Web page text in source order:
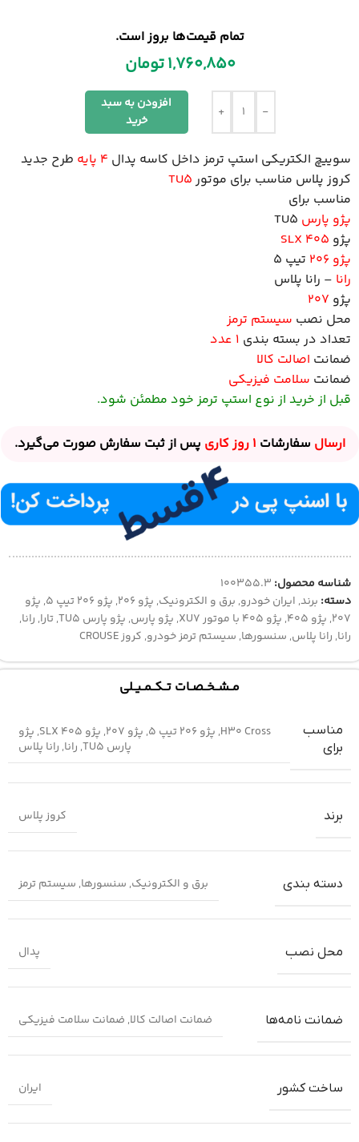
تمام قیمت‌ها بروز است.
1,760,850تومان
-
+
افزودن به سبد
خرید
سوییچ الکتریکی استپ ترمز داخل کاسه پدال 4 پایه
طرح جدید
کروز پلاس مناسب برای موتور TU5
مناسب برای
پژو پارس TU5
پژو 405 SLX
پژو 206
تیپ 5
رانا – رانا پلاس
پژو 207
محل نصب سیستم ترمز
تعداد در بسته بندی 1 عدد
ضمانت اصالت کالا
ضمانت سلامت فیزیکی
قبل از خرید از نوع استپ ترمز خود مطمئن شود.
ارسال سفارشات 1 روز کاری پس از ثبت سفارش صورت می‌گیرد.
شناسه محصول: 100355.3
دسته: برند, ایران خودرو, برق و الکترونیک, پژو 206 , پژو 206 تیپ 5 , پژو
207
, پژو 405 , پژو 405 با موتور XU7 , پژو پارس, پژو پارس TU5 ,تارا, رانا,
رانا, رانا پلاس, سنسورها, سیستم ترمز خودرو, کروز CROUSE
مــشــخــصــات تــکــمــیــلی
مناسب
برای
H30 Cross
, پژو 206 تیپ 5 , پژو 207 , پژو 405 SLX , پژو
پارس TU5
, رانا, رانا پلاس
برند کروز پلاس
دسته بندی برق و الکترونیک, سنسورها, سیستم ترمز
محل نصب پدال
ضمانت‌ نامه‌ها ضمانت اصالت کالا, ضمانت سلامت فیزیکی
ساخت کشور ایران